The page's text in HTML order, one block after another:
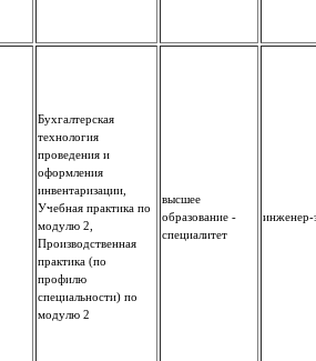
Бухгалтерская
технология
проведения и
оформления
инвентаризации,
Учебная практика по
модулю 2,
Производственная
практика (по
профилю
специальности) по
модулю 2
высшее
образование -
специалитет
инженер-